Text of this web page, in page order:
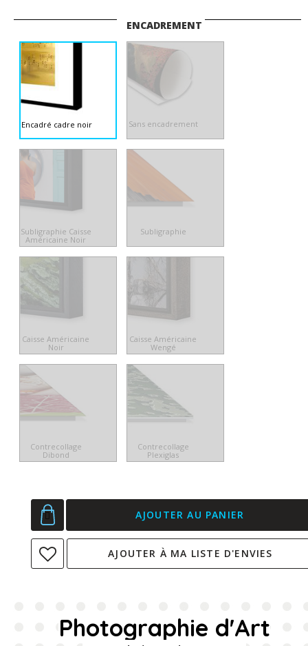
ENCADREMENT
Encadré cadre noir Sans encadrement
Subligraphie Caisse
Américaine Noir
Subligraphie
Caisse Américaine
Noir
Caisse Américaine
Wengé
Contrecollage
Dibond
Contrecollage
Plexiglas
AJOUTER AU PANIER
AJOUTER À MA LISTE D'ENVIES
Photographie d'Art